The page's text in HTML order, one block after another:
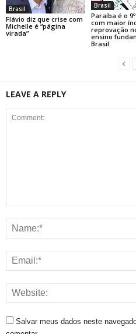
Brasil
Flávio diz que crise com
Michelle é “página
virada”
Brasil
Paraíba é o
com maior
reprovação
ensino
Brasil
LEAVE A REPLY
Salvar meus dados neste